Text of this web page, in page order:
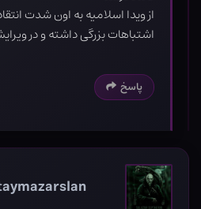
از ویدا اسلامیه به اون شدت
اشتباهات بزرگی داشته و در
پاسخ